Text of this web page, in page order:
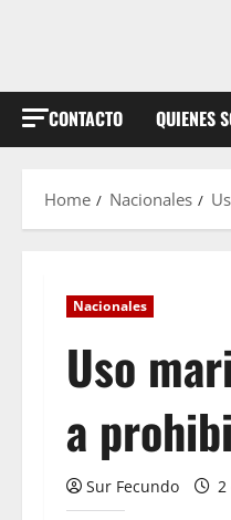
CONTACTO QUIENES
Home Nacionales
Nacionales
Uso
a
Sur Fecundo 2